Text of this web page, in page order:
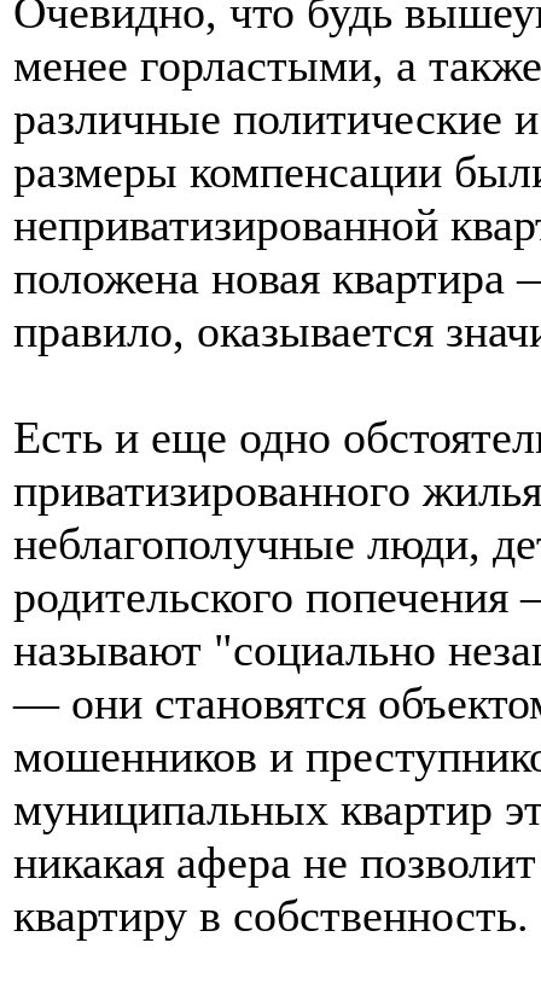
Очевидно, что будь
менее горластыми, а
различные политические
размеры компенсации
неприватизированной
положена новая
правило, оказывается
Есть и еще одно
приватизированного
неблагополучные люди,
родительского
называют "социально
— они становятся
мошенников и
муниципальных квартир
никакая афера не
квартиру в собственность.